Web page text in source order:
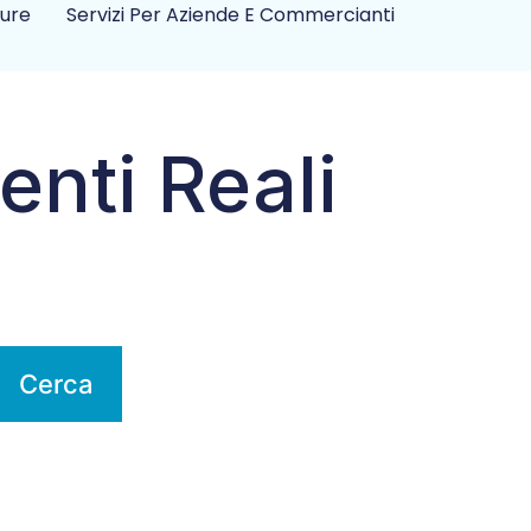
Servizi Per Aziende E Commercianti
Reali
Cerca